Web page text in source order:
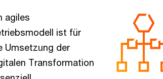
agiles
ist für
Umsetzung der
Transformation